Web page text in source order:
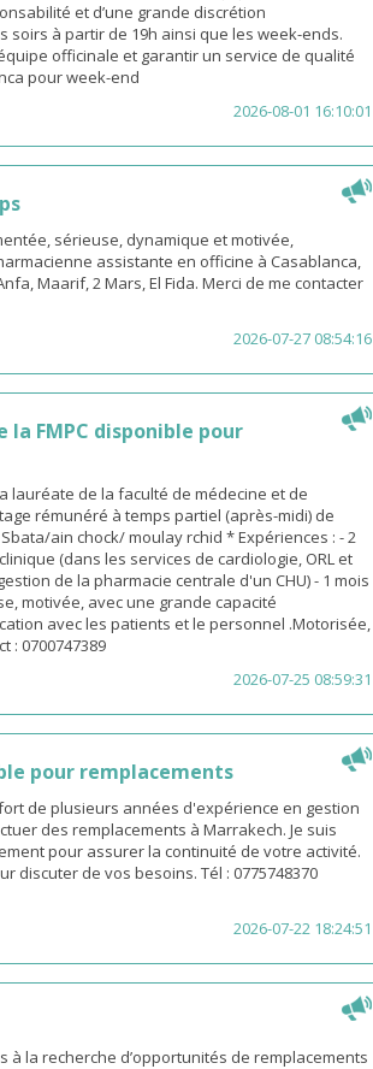
et d’une grande discrétion
à partir de 19h ainsi que les week-ends.
officinale et garantir un service de qualité
pour week-end
2026-08-01 16:10:01
sérieuse, dynamique et motivée,
assistante en officine à Casablanca,
Maarif, 2 Mars, El Fida. Merci de me contacter
2026-07-27 08:54:16
FMPC disponible pour
lauréate de la faculté de médecine et de
rémunéré à temps partiel (après-midi) de
ain chock/ moulay rchid * Expériences : - 2
(dans les services de cardiologie, ORL et
de la pharmacie centrale d'un CHU) - 1 mois
motivée, avec une grande capacité
avec les patients et le personnel .Motorisée,
: 0700747389
2026-07-25 08:59:31
pour remplacements
de plusieurs années d'expérience en gestion
des remplacements à Marrakech. Je suis
pour assurer la continuité de votre activité.
discuter de vos besoins. Tél : 0775748370
2026-07-22 18:24:51
la recherche d’opportunités de remplacements